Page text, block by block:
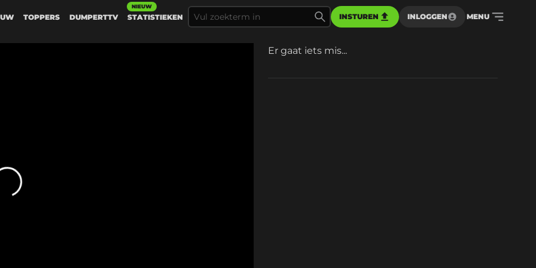
TOPPERS DUMPERTTV STATISTIEKEN
NIEUW
INSTUREN INLOGGEN MENU
Er gaat iets mis...